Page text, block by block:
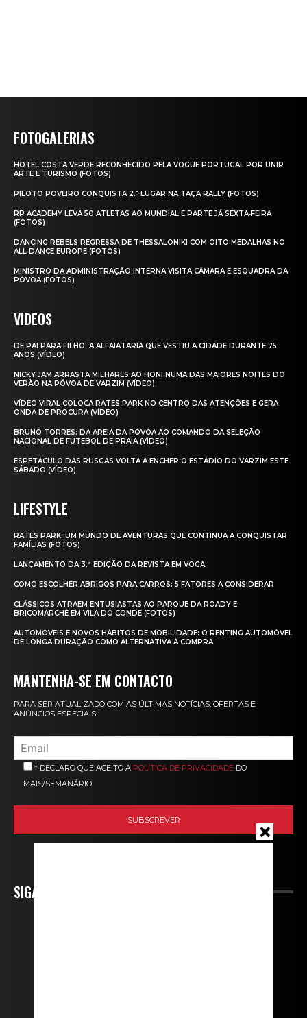
FOTOGALERIAS
HOTEL COSTA VERDE RECONHECIDO PELA VOGUE PORTUGAL POR UNIR
ARTE E TURISMO (FOTOS)
PILOTO POVEIRO CONQUISTA 2.º LUGAR NA TAÇA RALLY (FOTOS)
RP ACADEMY LEVA 50 ATLETAS AO MUNDIAL E PARTE JÁ SEXTA‑FEIRA
(FOTOS)
DANCING REBELS REGRESSA DE THESSALONIKI COM OITO MEDALHAS NO
ALL DANCE EUROPE (FOTOS)
MINISTRO DA ADMINISTRAÇÃO INTERNA VISITA CÂMARA E ESQUADRA DA
PÓVOA (FOTOS)
VIDEOS
DE PAI PARA FILHO: A ALFAIATARIA QUE VESTIU A CIDADE DURANTE 75
ANOS (VÍDEO)
NICKY JAM ARRASTA MILHARES AO HONI NUMA DAS MAIORES NOITES DO
VERÃO NA PÓVOA DE VARZIM (VÍDEO)
VÍDEO VIRAL COLOCA RATES PARK NO CENTRO DAS ATENÇÕES E GERA
ONDA DE PROCURA (VÍDEO)
BRUNO TORRES: DA AREIA DA PÓVOA AO COMANDO DA SELEÇÃO
NACIONAL DE FUTEBOL DE PRAIA (VÍDEO)
ESPETÁCULO DAS RUSGAS VOLTA A ENCHER O ESTÁDIO DO VARZIM ESTE
SÁBADO (VÍDEO)
LIFESTYLE
RATES PARK: UM MUNDO DE AVENTURAS QUE CONTINUA A CONQUISTAR
FAMÍLIAS (FOTOS)
LANÇAMENTO DA 3.ª EDIÇÃO DA REVISTA EM VOGA
COMO ESCOLHER ABRIGOS PARA CARROS: 5 FATORES A CONSIDERAR
CLÁSSICOS ATRAEM ENTUSIASTAS AO PARQUE DA ROADY E
BRICOMARCHÉ EM VILA DO CONDE (FOTOS)
AUTOMÓVEIS E NOVOS HÁBITOS DE MOBILIDADE: O RENTING AUTOMÓVEL
DE LONGA DURAÇÃO COMO ALTERNATIVA À COMPRA
MANTENHA-SE EM CONTACTO
PARA SER ATUALIZADO COM AS ÚLTIMAS NOTÍCIAS, OFERTAS E
ANÚNCIOS ESPECIAIS.
* DECLARO QUE ACEITO A POLÍTICA DE PRIVACIDADE DO
MAIS/SEMANÁRIO
SIGA-NOS